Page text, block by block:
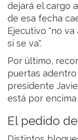
dejará el cargo
de esa fecha
Ejecutivo "no
sí se va".
Por último,
puertas
presidente
está por encima
El pedido